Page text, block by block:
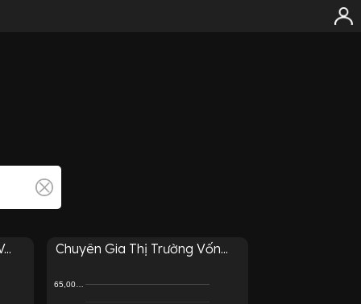
Chuyên Gia Thị Trường Vốn...
65,00…